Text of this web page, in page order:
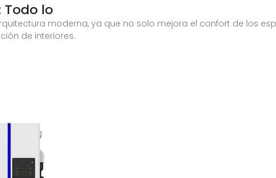
lo
moderna, ya que no solo mejora el confort de los
de interiores.